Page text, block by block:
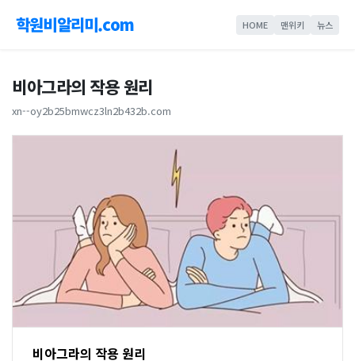
학원비알리미.com HOME 맨위키 뉴스
비아그라의 작용 원리
xn--oy2b25bmwcz3ln2b432b.com
비아그라의 작용 원리